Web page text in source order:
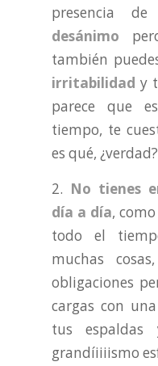
presencia de
desánimo
también
irritabilidad y
parece que
tiempo, te
es qué, ¿verdad?
2. No tienes
día a día,
todo el
muchas
obligaciones
cargas con
tus
grandíiiiismo